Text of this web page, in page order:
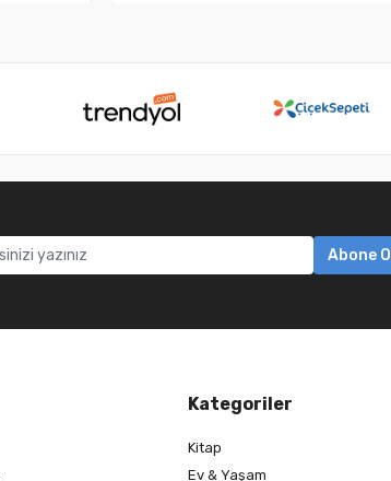
Abone Ol
Kategoriler
Kitap
Ev & Yaşam